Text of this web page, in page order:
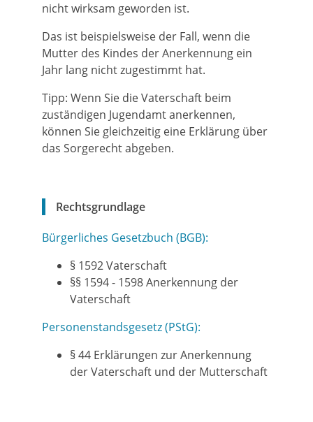
nicht wirksam geworden ist.
Das ist beispielsweise der Fall, wenn die
Mutter des Kindes der Anerkennung ein
Jahr lang nicht zugestimmt hat.
Tipp: Wenn Sie die Vaterschaft beim
zuständigen Jugendamt anerkennen,
können Sie gleichzeitig eine Erklärung über
das Sorgerecht abgeben.
Rechtsgrundlage
Bürgerliches Gesetzbuch (BGB):
§ 1592 Vaterschaft
§§ 1594 - 1598 Anerkennung der
Vaterschaft
Personenstandsgesetz (PStG):
§ 44 Erklärungen zur Anerkennung
der Vaterschaft und der Mutterschaft